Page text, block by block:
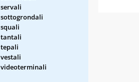
servali
sottogrondali
squali
tantali
tepali
vestali
videoterminali